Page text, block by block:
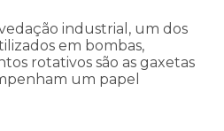
industrial, um dos
em bombas,
rotativos são as gaxetas
um papel